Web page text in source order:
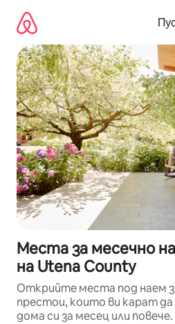
съдържанието
Места за месечно
на Utena County
Открийте места под наем
престои, които ви карат
дома си за месец или повече.